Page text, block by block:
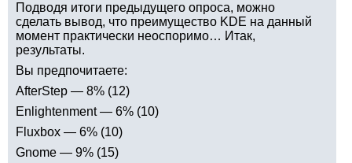
Подводя итоги предыдущего опроса, можно
сделать вывод, что преимущество KDE на данный
момент практически неоспоримо… Итак,
результаты.
Вы предпочитаете:
AfterStep — 8% (12)
Enlightenment — 6% (10)
Fluxbox — 6% (10)
Gnome — 9% (15)